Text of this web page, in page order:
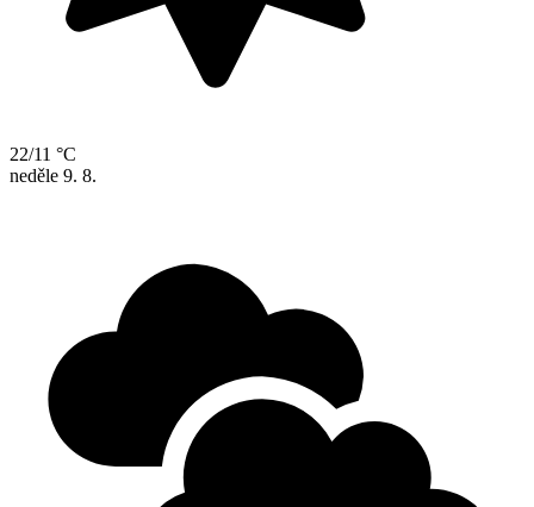
22/11 °C
neděle 9. 8.